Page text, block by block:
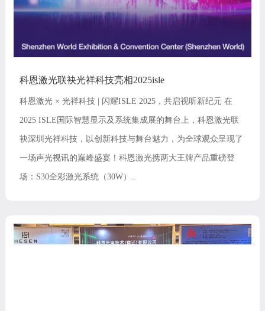
科恩激光联袂光祥科技亮相2025isle
科恩激光 × 光祥科技 | 闪耀ISLE 2025，共启视听新纪元 在
2025 ISLE国际智慧显示及系统集成展的舞台上，科恩激光联
袂深圳光祥科技，以创新科技与舞台魅力，为全球观众呈现了
一场声光视讯的巅峰盛宴！科恩激光携两大王牌产品重磅登
场：S30全彩激光系统（30W）..